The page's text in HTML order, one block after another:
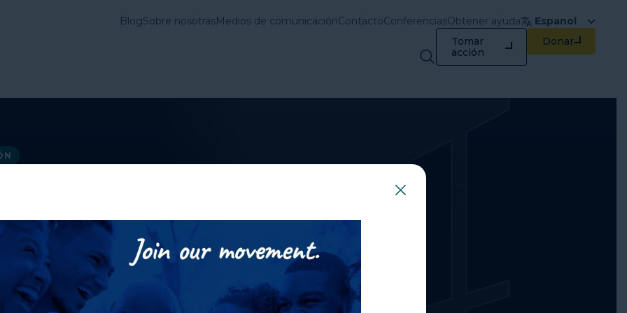
BlogSobre nosotrasMedios de comunicaciónContactoConferenciasObtener ayuda
Espanol
Tomar
acción
Donar